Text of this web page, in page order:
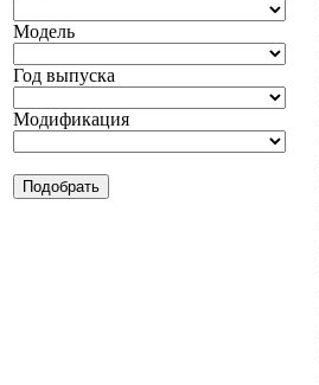
Модель
Год выпуска
Модификация